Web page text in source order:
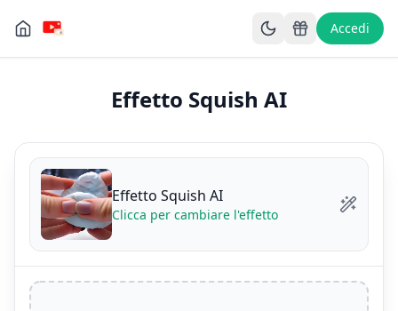
Accedi
Effetto Squish AI
Effetto Squish AI
Clicca per cambiare l'effetto